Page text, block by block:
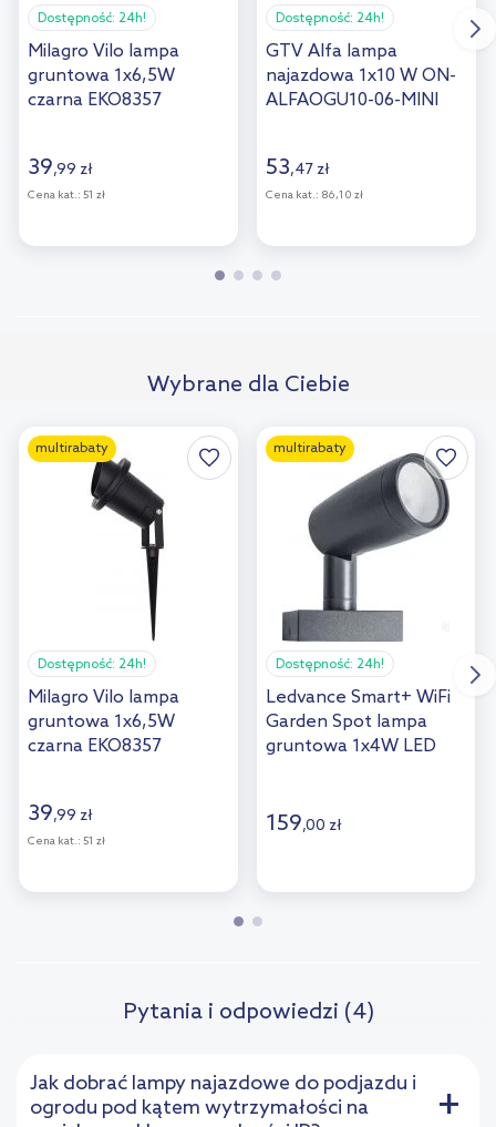
Dostępność: 24h!
Milagro Vilo lampa
gruntowa 1x6,5W
czarna EKO8357
39,99 zł
Cena kat.: 51 zł
Dostępność: 24h!
GTV Alfa lampa
najazdowa 1x10 W ON-
ALFAOGU10-06-MINI
53,47 zł
Cena kat.: 86,10 zł
Wybrane dla Ciebie
multirabaty
Dostępność: 24h!
Milagro Vilo lampa
gruntowa 1x6,5W
czarna EKO8357
39,99 zł
Cena kat.: 51 zł
multirabaty
Dostępność: 24h!
Ledvance Smart+ WiFi
Garden Spot lampa
gruntowa 1x4W LED
159,00 zł
Pytania i odpowiedzi (4)
Jak dobrać lampy najazdowe do podjazdu i
ogrodu pod kątem wytrzymałości na
+